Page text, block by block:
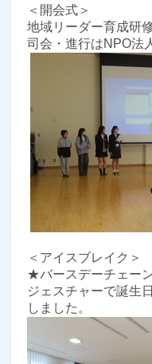
＜開会式＞
地域リーダー育成研
司会・進行はNPO法
＜アイスブレイク＞
★バースデーチェー
ジェスチャーで誕生
しました。